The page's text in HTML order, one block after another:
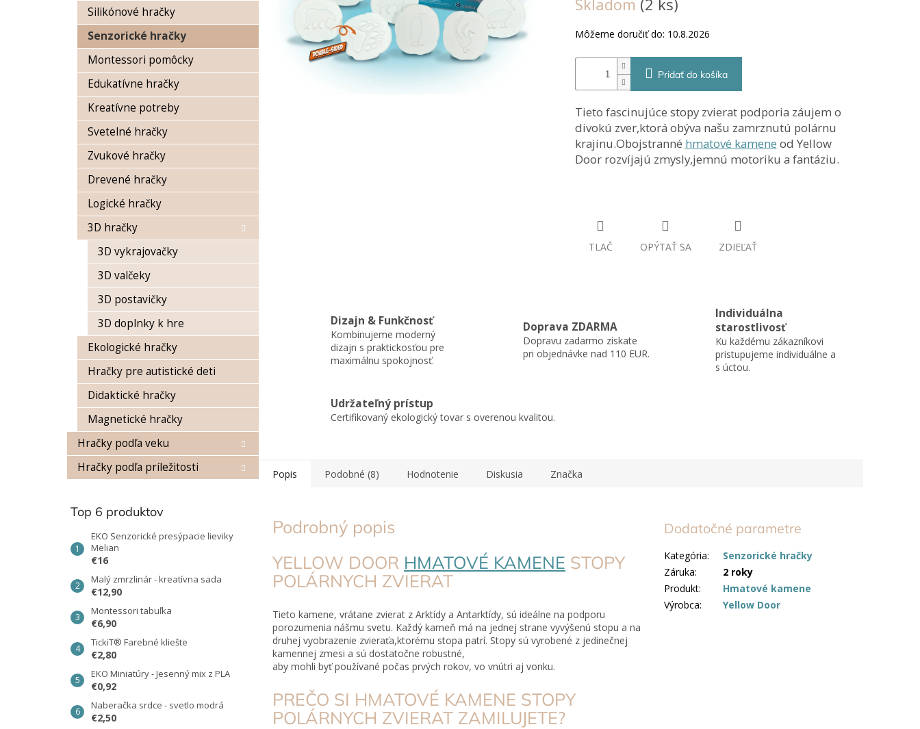
Silikónové hračky
Senzorické hračky
Montessori pomôcky
Edukatívne hračky
Kreatívne potreby
Svetelné hračky
Zvukové hračky
Drevené hračky
Logické hračky
3D hračky
3D vykrajovačky
3D valčeky
3D postavičky
3D doplnky k hre
Ekologické hračky
Hračky pre autistické deti
Didaktické hračky
Magnetické hračky
Hračky podľa veku
Hračky podľa príležitosti
Top 6 produktov
EKO Senzorické presýpacie lieviky
Melian
€16
Malý zmrzlinár - kreatívna sada
€12,90
Montessori tabuľka
€6,90
TickiT® Farebné kliešte
€2,80
EKO Miniatúry - Jesenný mix z PLA
€0,92
Naberačka srdce - svetlo modrá
€2,50
hviezdičiek.
cena:
Skladom (2 ks)
Môžeme doručiť do: 10.8.2026
Pridať do košíka
Tieto fascinujúce stopy zvierat podporia záujem o
divokú zver,ktorá obýva našu zamrznutú polárnu
krajinu.Obojstranné hmatové kamene od Yellow
Door rozvíjajú zmysly,jemnú motoriku a fantáziu.
TLAČ OPÝTAŤ SA ZDIEĽAŤ
Dizajn & Funkčnosť
Kombinujeme moderný
dizajn s praktickosťou pre
maximálnu spokojnosť.
Doprava ZDARMA
Dopravu zadarmo získate
pri objednávke nad 110 EUR.
Individuálna
starostlivosť
Ku každému zákazníkovi
pristupujeme individuálne a
s úctou.
Udržateľný prístup
Certifikovaný ekologický tovar s overenou kvalitou.
Popis Podobné (8) Hodnotenie Diskusia Značka
Podrobný popis
YELLOW DOOR HMATOVÉ KAMENE STOPY
POLÁRNYCH ZVIERAT
Tieto kamene, vrátane zvierat z Arktídy a Antarktídy, sú ideálne na podporu
porozumenia nášmu svetu. Každý kameň má na jednej strane vyvýšenú stopu a na
druhej vyobrazenie zvieraťa,ktorému stopa patrí. Stopy sú vyrobené z jedinečnej
kamennej zmesi a sú dostatočne robustné,
aby mohli byť používané počas prvých rokov, vo vnútri aj vonku.
PREČO SI HMATOVÉ KAMENE STOPY
POLÁRNYCH ZVIERAT ZAMILUJETE?
Dodatočné parametre
Kategória:
Senzorické hračky
Záruka:
2 roky
Produkt:
Hmatové kamene
Výrobca: Yellow Door